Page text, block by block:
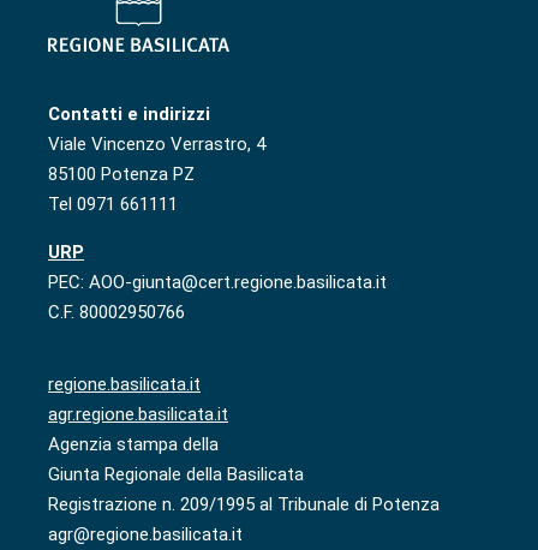
Contatti e indirizzi
Viale Vincenzo Verrastro, 4
85100 Potenza PZ
Tel 0971 661111
URP
PEC: AOO-giunta@cert.regione.basilicata.it
C.F. 80002950766
regione.basilicata.it
agr.regione.basilicata.it
Agenzia stampa della
Giunta Regionale della Basilicata
Registrazione n. 209/1995 al Tribunale di Potenza
agr@regione.basilicata.it